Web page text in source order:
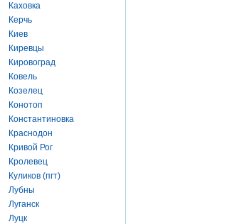
Каховка
Керчь
Киев
Киревцы
Кировоград
Ковель
Козелец
Конотоп
Константиновка
Краснодон
Кривой Рог
Кролевец
Куликов (пгт)
Лубны
Луганск
Луцк